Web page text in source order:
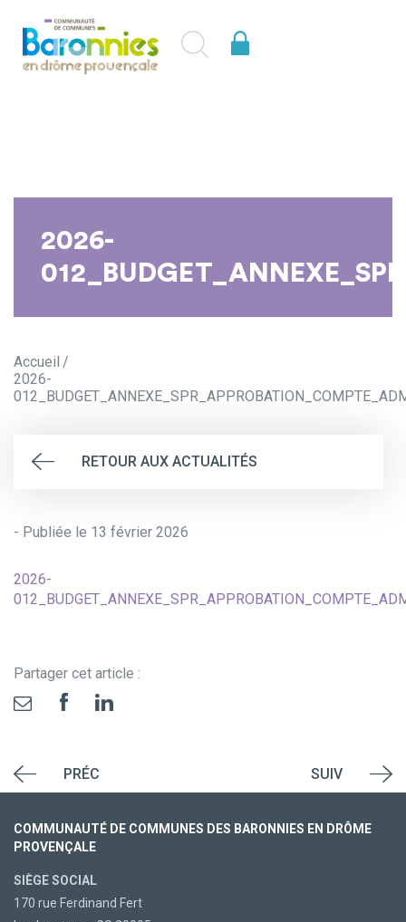
2026-
Accueil
2026-
RETOUR AUX ACTUALITÉS
- Publiée le 13 février 2026
2026-
Partager cet article :
PRÉC SUIV
COMMUNAUTÉ DE COMMUNES DES BARONNIES EN DRÔME
PROVENÇALE
SIÈGE SOCIAL
170 rue Ferdinand Fert